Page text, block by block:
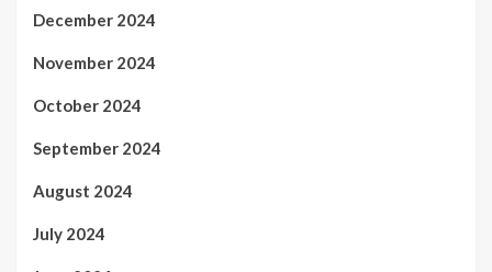
December 2024
November 2024
October 2024
September 2024
August 2024
July 2024